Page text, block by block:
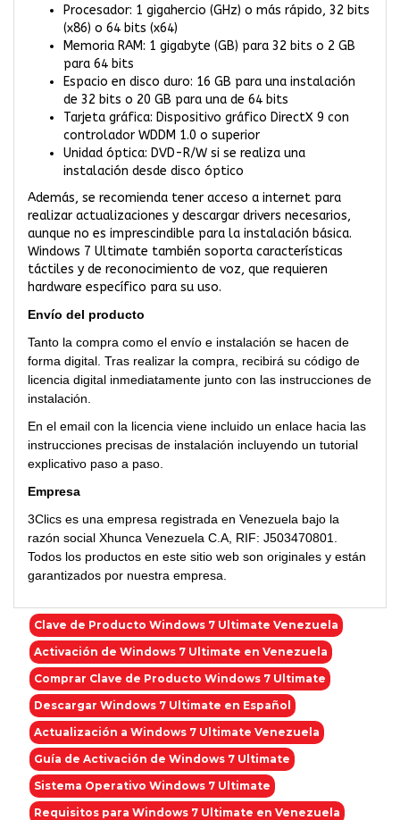
Procesador: 1 gigahercio (GHz) o más rápido, 32 bits
(x86) o 64 bits (x64)
Memoria RAM: 1 gigabyte (GB) para 32 bits o 2 GB
para 64 bits
Espacio en disco duro: 16 GB para una instalación
de 32 bits o 20 GB para una de 64 bits
Tarjeta gráfica: Dispositivo gráfico DirectX 9 con
controlador WDDM 1.0 o superior
Unidad óptica: DVD-R/W si se realiza una
instalación desde disco óptico
Además, se recomienda tener acceso a internet para
realizar actualizaciones y descargar drivers necesarios,
aunque no es imprescindible para la instalación básica.
Windows 7 Ultimate también soporta características
táctiles y de reconocimiento de voz, que requieren
hardware específico para su uso.
Envío del producto
Tanto la compra como el envío e instalación se hacen de
forma digital. Tras realizar la compra, recibirá su código de
licencia digital inmediatamente junto con las instrucciones de
instalación.
En el email con la licencia viene incluido un enlace hacia las
instrucciones precisas de instalación incluyendo un tutorial
explicativo paso a paso.
Empresa
3Clics es una empresa registrada en Venezuela bajo la
razón social Xhunca Venezuela C.A, RIF: J503470801.
Todos los productos en este sitio web son originales y están
garantizados por nuestra empresa.
Clave de Producto Windows 7 Ultimate Venezuela
Activación de Windows 7 Ultimate en Venezuela
Comprar Clave de Producto Windows 7 Ultimate
Descargar Windows 7 Ultimate en Español
Actualización a Windows 7 Ultimate Venezuela
Guía de Activación de Windows 7 Ultimate
Sistema Operativo Windows 7 Ultimate
Requisitos para Windows 7 Ultimate en Venezuela